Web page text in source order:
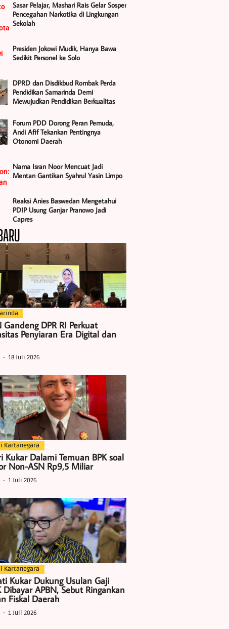
Sasar Pelajar, Mashari Rais Gelar Sosper
Pencegahan Narkotika di Lingkungan
Sekolah
Presiden Jokowi Mudik, Hanya Bawa
Sedikit Personel ke Solo
DPRD dan Disdikbud Rombak Perda
Pendidikan Samarinda Demi
Mewujudkan Pendidikan Berkualitas
Forum PDD Dorong Peran Pemuda,
Andi Afif Tekankan Pentingnya
Otonomi Daerah
Nama Isran Noor Mencuat Jadi
Mentan Gantikan Syahrul Yasin Limpo
Reaksi Anies Baswedan Mengetahui
PDIP Usung Ganjar Pranowo Jadi
Capres
Gandeng DPR RI Perkuat
Penyiaran Era Digital dan
18 Juli 2026
Kartanegara
Kukar Dalami Temuan BPK soal
Non-ASN Rp9,5 Miliar
1 Juli 2026
Kartanegara
Kukar Dukung Usulan Gaji
Dibayar APBN, Sebut Ringankan
Fiskal Daerah
1 Juli 2026